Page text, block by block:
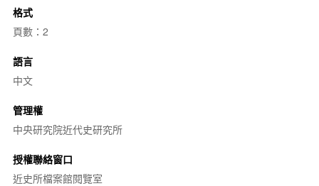
格式
頁數：2
語言
中文
管理權
中央研究院近代史研究所
授權聯絡窗口
近史所檔案館閱覽室